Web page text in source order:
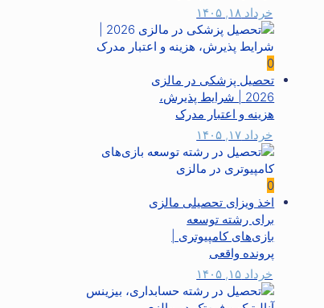
خرداد ۱۸, ۱۴۰۵
0
تحصیل پزشکی در مالزی
2026 | شرایط پذیرش،
هزینه و اعتبار مدرک
خرداد ۱۷, ۱۴۰۵
0
اخذ ویزای تحصیلی مالزی
برای رشته توسعه
بازی‌های کامپیوتری |
پرونده واقعی
خرداد ۱۵, ۱۴۰۵